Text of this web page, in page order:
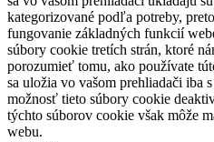
kategorizované podľa potreby,
fungovanie základných funkcií
súbory cookie tretích strán, ktoré
porozumieť tomu, ako používate
sa uložia vo vašom prehliadači iba
možnosť tieto súbory cookie
týchto súborov cookie však môže
webu.